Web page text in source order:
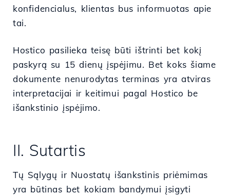
konfidencialus, klientas bus informuotas apie
tai.
Hostico pasilieka teisę būti ištrinti bet kokį
paskyrą su 15 dienų įspėjimu. Bet koks šiame
dokumente nenurodytas terminas yra atviras
interpretacijai ir keitimui pagal Hostico be
išankstinio įspėjimo.
II. Sutartis
Tų Sąlygų ir Nuostatų išankstinis priėmimas
yra būtinas bet kokiam bandymui įsigyti